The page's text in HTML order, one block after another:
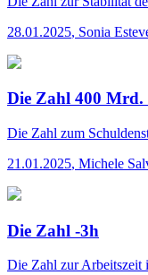
28.01.2025, Sonia
Die Zahl 400
Die Zahl zum
21.01.2025, Michele
Die Zahl -3h
Die Zahl zur Arbeitszeit